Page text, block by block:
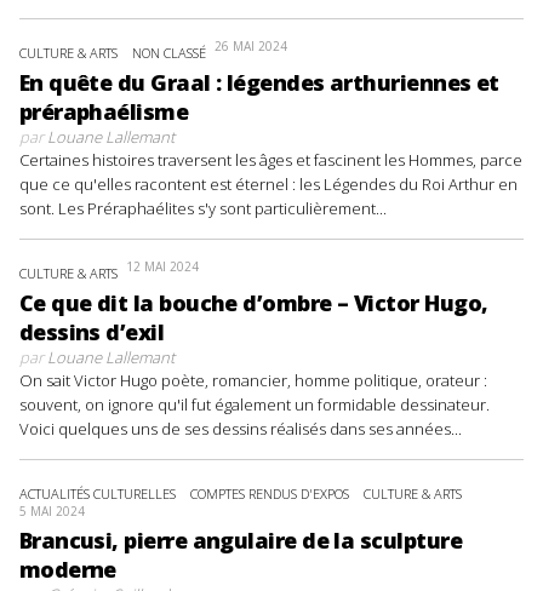
CULTURE & ARTS NON CLASSÉ 26 MAI 2024
En quête du Graal : légendes arthuriennes et
préraphaélisme
parLouane Lallemant
Certaines histoires traversent les âges et fascinent les Hommes, parce
que ce qu'elles racontent est éternel : les Légendes du Roi Arthur en
sont. Les Préraphaélites s'y sont particulièrement...
CULTURE & ARTS 12 MAI 2024
Ce que dit la bouche d’ombre – Victor Hugo,
dessins d’exil
parLouane Lallemant
On sait Victor Hugo poète, romancier, homme politique, orateur :
souvent, on ignore qu'il fut également un formidable dessinateur.
Voici quelques uns de ses dessins réalisés dans ses années...
ACTUALITÉS CULTURELLES COMPTES RENDUS D'EXPOS CULTURE & ARTS
5 MAI 2024
Brancusi, pierre angulaire de la sculpture
moderne